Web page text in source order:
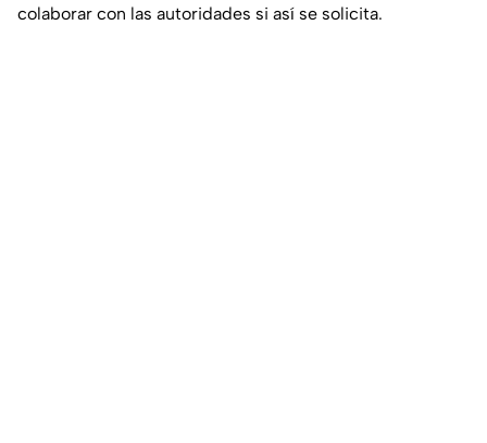
colaborar con las autoridades si así se solicita.